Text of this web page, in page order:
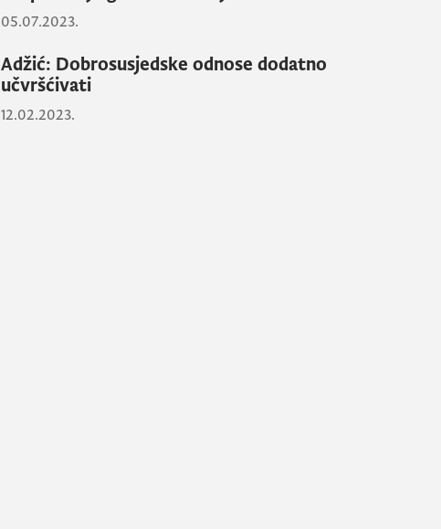
05.07.2023.
Adžić: Dobrosusjedske odnose dodatno
učvršćivati
12.02.2023.